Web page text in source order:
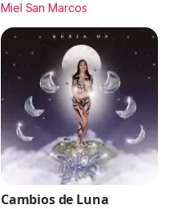
Miel San Marcos
Cambios de Luna